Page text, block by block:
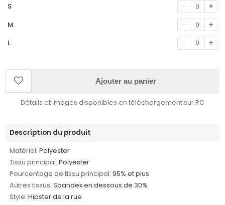
S 0
M 0
L 0
Ajouter au panier
Détails et images disponibles en téléchargement sur PC
Description du produit
Matériel: Polyester
Tissu principal: Polyester
Pourcentage de tissu principal: 95% et plus
Autres tissus: Spandex en dessous de 30%
Style: Hipster de la rue